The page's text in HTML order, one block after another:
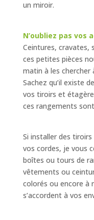
un miroir.
N’oubliez pas vos
Ceintures, cravates,
ces petites pièces
matin à les chercher
Sachez qu’il existe
vos tiroirs et
ces rangements
Si installer des
vos cordes, je vous
boîtes ou tours de
vêtements ou
colorés ou encore à
s’accordent à vos